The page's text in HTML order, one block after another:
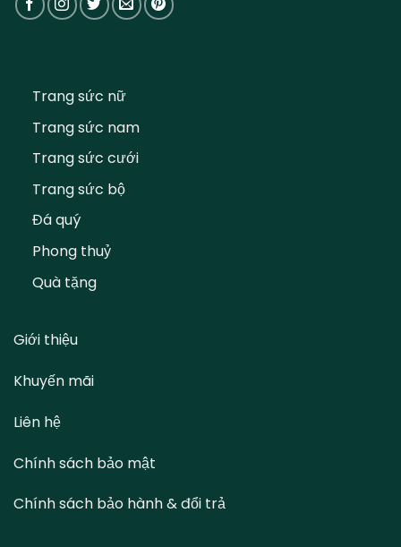
Trang sức nữ
Trang sức nam
Trang sức cưới
Trang sức bộ
Đá quý
Phong thuỷ
Quà tặng
Giới thiệu
Khuyến mãi
Liên hệ
Chính sách bảo mật
Chính sách bảo hành & đổi trả